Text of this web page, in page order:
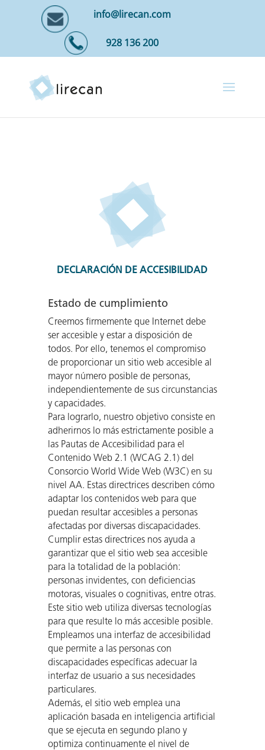
info@lirecan.com
928 136 200
Declaración de
DECLARACIÓN DE ACCESIBILIDAD
Estado de cumplimiento
Creemos firmemente que Internet debe
ser accesible y estar a disposición de
todos. Por ello, tenemos el compromiso
de proporcionar un sitio web accesible al
mayor número posible de personas,
independientemente de sus circunstancias
y capacidades.
Para lograrlo, nuestro objetivo consiste en
adherirnos lo más estrictamente posible a
las Pautas de Accesibilidad para el
Contenido Web 2.1 (WCAG 2.1) del
Consorcio World Wide Web (W3C) en su
nivel AA. Estas directrices describen cómo
adaptar los contenidos web para que
puedan resultar accesibles a personas
afectadas por diversas discapacidades.
Cumplir estas directrices nos ayuda a
garantizar que el sitio web sea accesible
para la totalidad de la población:
personas invidentes, con deficiencias
motoras, visuales o cognitivas, entre otras.
Este sitio web utiliza diversas tecnologías
para que resulte lo más accesible posible.
Empleamos una interfaz de accesibilidad
que permite a las personas con
discapacidades específicas adecuar la
interfaz de usuario a sus necesidades
particulares.
Además, el sitio web emplea una
aplicación basada en inteligencia artificial
que se ejecuta en segundo plano y
optimiza continuamente el nivel de